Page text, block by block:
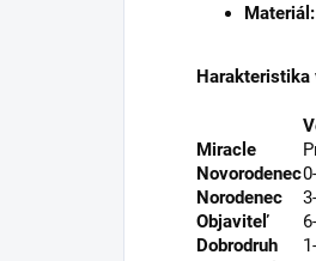
Miracle
Novorodenec
Norodenec
Objaviteľ
Dobrodruh